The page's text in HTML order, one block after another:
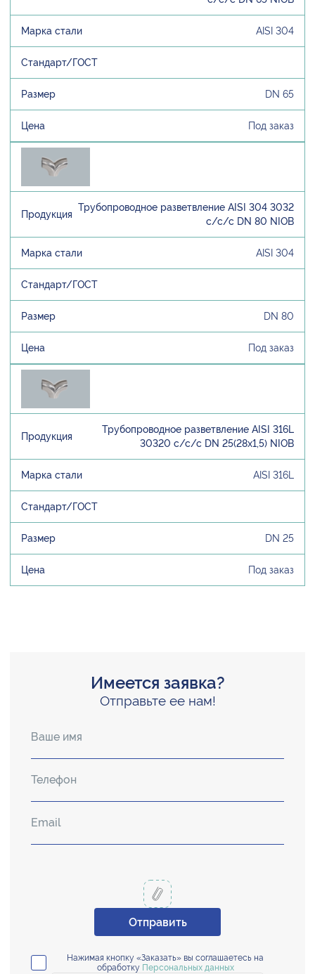
AISI 304
DN 65
Под заказ
Трубопроводное разветвление AISI 304 3032
с/с/с DN 80 NIOB
AISI 304
DN 80
Под заказ
Трубопроводное разветвление AISI 316L
30320 с/с/с DN 25(28х1,5) NIOB
AISI 316L
DN 25
Под заказ
Имеется заявка?
Отправьте ее нам!
Отправить
Нажимая кнопку «Заказать» вы соглашаетесь на
обработку Персональных данных